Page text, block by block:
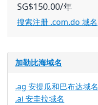
SG$150.00/年
搜索注册 .com.do 域名
加勒比海域名
.ag 安提瓜和巴布达域名
.ai 安圭拉域名